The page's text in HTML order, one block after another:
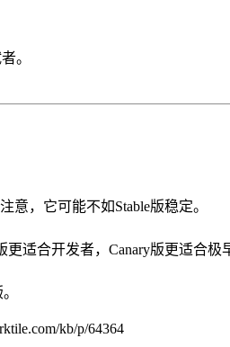
。
，它可能不如Stable版稳定。
适合开发者，Canary版更适合极
kb/p/64364